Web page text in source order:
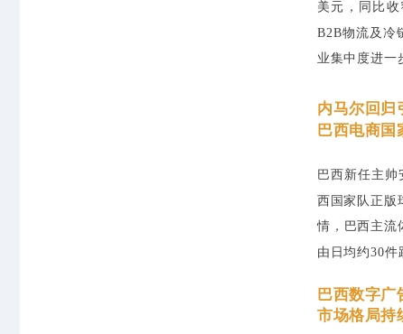
美元，同比
B2B物流及冷
业集中度进一
内马尔回归
巴西电商国
巴西新任主
西国家队正版
情，巴西主流
由日均约30件
巴西数字广
市场格局持